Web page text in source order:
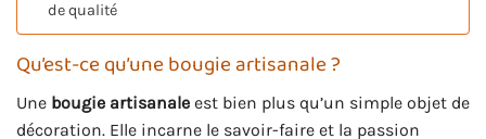
de qualité
Qu’est-ce qu’une bougie artisanale ?
Une bougie artisanale est bien plus qu’un simple objet de
décoration. Elle incarne le savoir-faire et la passion